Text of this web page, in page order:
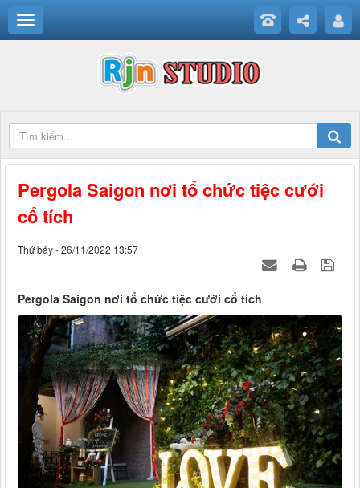
Pergola Saigon nơi tổ chức tiệc cưới
cổ tích
Thứ bảy - 26/11/2022 13:57
Pergola Saigon nơi tổ chức tiệc cưới cổ tích